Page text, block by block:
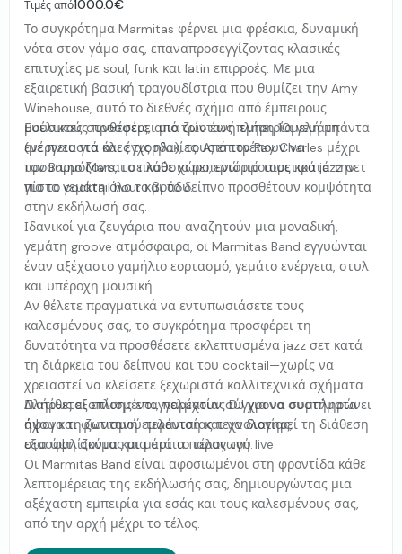
Τιμές από1000.0€
Το συγκρότημα Marmitas φέρνει μια φρέσκια, δυναμική
νότα στον γάμο σας, επαναπροσεγγίζοντας κλασικές
επιτυχίες με soul, funk και latin επιρροές. Με μια
εξαιρετική βασική τραγουδίστρια που θυμίζει την Amy
Winehouse, αυτό το διεθνές σχήμα από έμπειρους
μουσικούς προσφέρει μια ζωντανή εμπειρία γεμάτη
ενέργεια για όλες τις ηλικίες. Από τον Ray Charles μέχρι
τον Bruno Mars, το πλούσιο ρεπερτόριό τους κρατά την
πίστα γεμάτη όλο το βράδυ.
Ευέλικτες συνθέσεις, από τρίο έως πλήρη 10μελή μπάντα
(με πνευστά και έγχορδα), τους επιτρέπουν να
προσαρμόζονται σε κάθε χώρο, ενώ προαιρετικά jazz σετ
για το cocktail hour και το δείπνο προσθέτουν κομψότητα
στην εκδήλωσή σας.
Ιδανικοί για ζευγάρια που αναζητούν μια μοναδική,
γεμάτη groove ατμόσφαιρα, οι Marmitas Band εγγυώνται
έναν αξέχαστο γαμήλιο εορτασμό, γεμάτο ενέργεια, στυλ
και υπέροχη μουσική.
Αν θέλετε πραγματικά να εντυπωσιάσετε τους
καλεσμένους σας, το συγκρότημα προσφέρει τη
δυνατότητα να προσθέσετε εκλεπτυσμένα jazz σετ κατά
τη διάρκεια του δείπνου και του cocktail—χωρίς να
χρειαστεί να κλείσετε ξεχωριστά καλλιτεχνικά σχήματα.
Διατίθεται επίσης επαγγελματίας DJ για να συμπληρώνει
άψογα τη ζωντανή εμφάνιση και να διατηρεί τη διάθεση
στα ύψη ακόμα και μετά το τέλος του live.
Πλήρως εξοπλισμένοι, παρέχουν σύγχρονα συστήματα
ήχου και φωτισμού τελευταίας τεχνολογίας,
εξασφαλίζοντας μια άρτια παραγωγή.
Οι Marmitas Band είναι αφοσιωμένοι στη φροντίδα κάθε
λεπτομέρειας της εκδήλωσής σας, δημιουργώντας μια
αξέχαστη εμπειρία για εσάς και τους καλεσμένους σας,
από την αρχή μέχρι το τέλος.